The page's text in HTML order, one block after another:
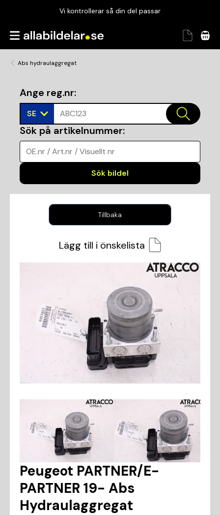
Vi kontrollerar så din del passar
Garanterad passform
Abs hydraulaggregat
Ange reg.nr:
SE ABC123
Sök på artikelnummer:
OE.nr / Art.nr / Visuellt nr
Sök bildel
Tillbaka
Lägg till i önskelista
Peugeot PARTNER/E-
PARTNER 19- Abs
Hydraulaggregat